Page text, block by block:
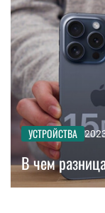
УСТРОЙСТВА
В чем